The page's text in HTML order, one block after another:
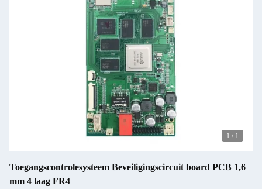
1 / 1
Toegangscontrolesysteem Beveiligingscircuit board PCB 1,6
mm 4 laag FR4